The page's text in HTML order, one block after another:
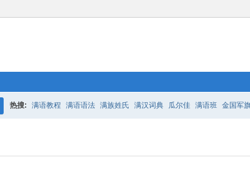
热搜: 满语教程 满语语法 满族姓氏 满汉词典 瓜尔佳 满语班 金国军